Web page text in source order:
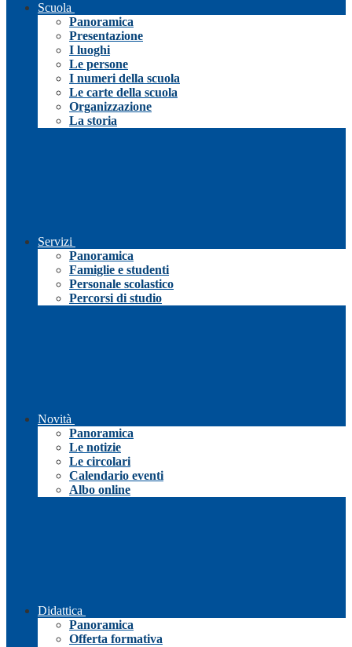
Scuola
Panoramica
Presentazione
I luoghi
Le persone
I numeri della scuola
Le carte della scuola
Organizzazione
La storia
Servizi
Panoramica
Famiglie e studenti
Personale scolastico
Percorsi di studio
Novità
Panoramica
Le notizie
Le circolari
Calendario eventi
Albo online
Didattica
Panoramica
Offerta formativa